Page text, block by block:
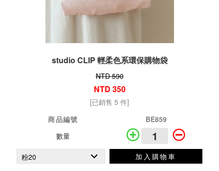
studio CLIP 輕柔色系環保購物袋
NTD 590
NTD 350
[已銷售 5 件]
商品編號
BE859
數量
加入購物車